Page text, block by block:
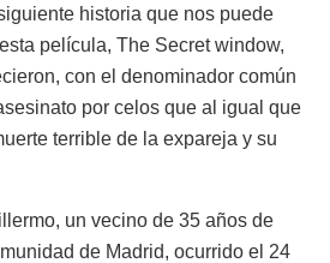
historia que nos puede
película, The Secret window,
con el denominador común
por celos que al igual que
terrible de la expareja y su
un vecino de 35 años de
de Madrid, ocurrido el 24